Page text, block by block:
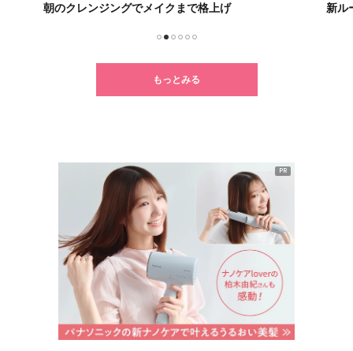
新ルーティン「朝レチ・夜レチ」 クセ
もっとみる
PR